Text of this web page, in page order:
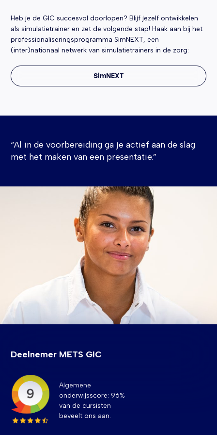
Heb je de GIC succesvol doorlopen? Blijf jezelf ontwikkelen
als simulatietrainer en zet de volgende stap! Haak aan bij het
professionaliseringsprogramma SimNEXT, een
(inter)nationaal netwerk van simulatietrainers in de zorg:
SimNEXT
“Al in de voorbereiding ga je actief aan de slag
met het maken van een presentatie.”
Deelnemer METS GIC
Algemene
onderwijsscore: 96%
van de cursisten
beveelt ons aan.